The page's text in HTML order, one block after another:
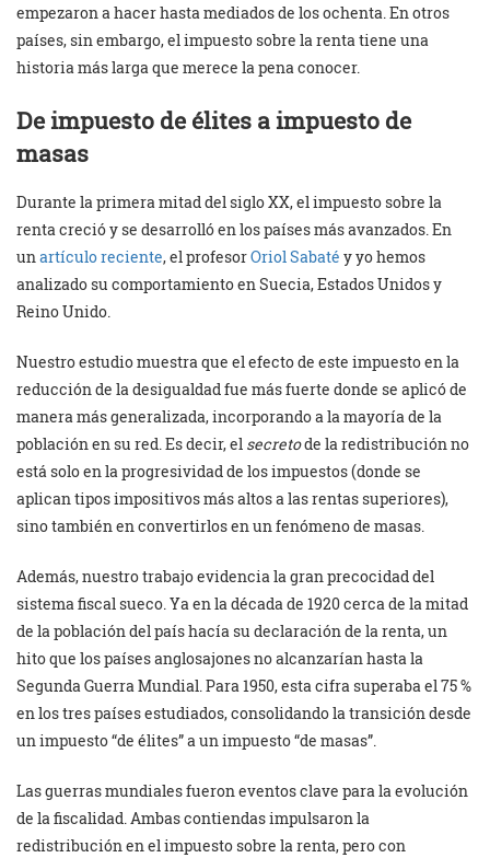
empezaron a hacer hasta mediados de los ochenta. En otros
países, sin embargo, el impuesto sobre la renta tiene una
historia más larga que merece la pena conocer.
De impuesto de élites a impuesto de
masas
Durante la primera mitad del siglo XX, el impuesto sobre la
renta creció y se desarrolló en los países más avanzados. En
unartículo reciente, el profesorOriol Sabaté y yo hemos
analizado su comportamiento en Suecia, Estados Unidos y
Reino Unido.
Nuestro estudio muestra que el efecto de este impuesto en la
reducción de la desigualdad fue más fuerte donde se aplicó de
manera más generalizada, incorporando a la mayoría de la
población en su red. Es decir, el secretode la redistribución no
está solo en la progresividad de los impuestos (donde se
aplican tipos impositivos más altos a las rentas superiores),
sino también en convertirlos en un fenómeno de masas.
Además, nuestro trabajo evidencia la gran precocidad del
sistema fiscal sueco. Ya en la década de 1920 cerca de la mitad
de la población del país hacía su declaración de la renta, un
hito que los países anglosajones no alcanzarían hasta la
Segunda Guerra Mundial. Para 1950, esta cifra superaba el 75 %
en los tres países estudiados, consolidando la transición desde
un impuesto “de élites” a un impuesto “de masas”.
Las guerras mundiales fueron eventos clave para la evolución
de la fiscalidad. Ambas contiendas impulsaron la
redistribución en el impuesto sobre la renta, pero con